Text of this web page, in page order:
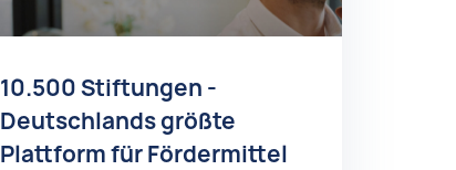
10.500 Stiftungen -
Deutschlands größte
Plattform für Fördermittel